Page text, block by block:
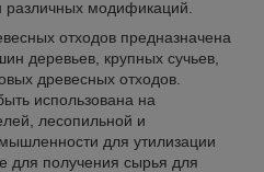
модификаций.
отходов предназначена
деревьев, крупных сучьев,
древесных отходов.
использована на
лесопильной и
для утилизации
для получения сырья для